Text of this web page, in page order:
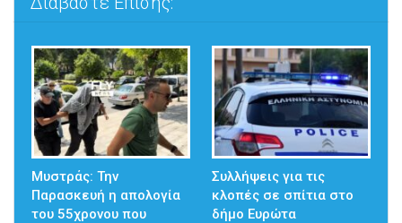
Μυστράς: Την
Παρασκευή η απολογία
του 55χρονου που
Συλλήψεις για τις
κλοπές σε σπίτια στο
δήμο Ευρώτα